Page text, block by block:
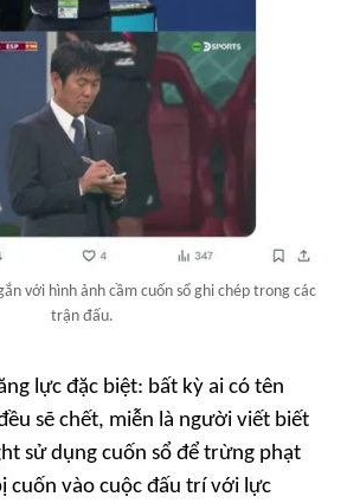
với hình ảnh cầm cuốn sổ ghi chép trong các
trận đấu.
lực đặc biệt: bất kỳ ai có tên
sẽ chết, miễn là người viết biết
sử dụng cuốn sổ để trừng phạt
cuốn vào cuộc đấu trí với lực